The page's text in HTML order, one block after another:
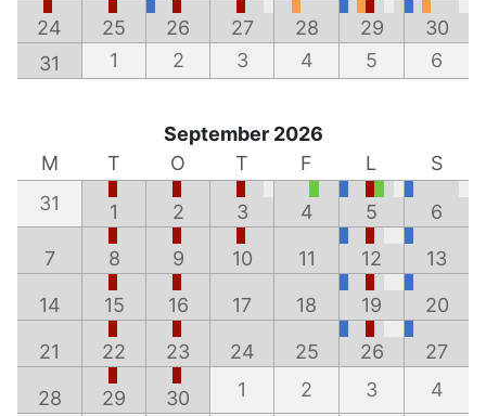
24 25 26 27 28 29
30
31
1 2 3 4 5 6
September 2026
M
T O T F L
S
31
1 2 3 4 5 6
7 8 9 10 11 12 13
14 15 16 17 18 19 20
21 22 23 24 25 26 27
28 29 30 1 2 3
4